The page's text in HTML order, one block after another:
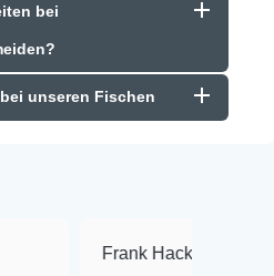
bei
unseren Fischen
Hackmayer ★★★★